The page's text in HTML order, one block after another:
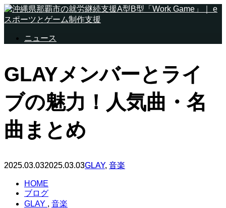
ニュース
GLAYメンバーとライ
ブの魅力！人気曲・名
曲まとめ
2025.03.032025.03.03GLAY, 音楽
HOME
ブログ
GLAY , 音楽